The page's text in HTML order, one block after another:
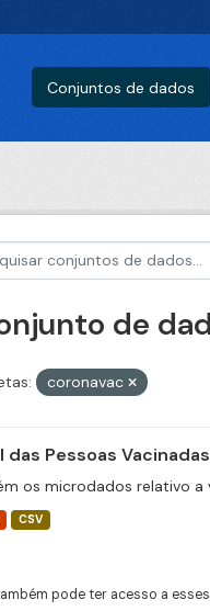
Conjuntos de dados
de
coronavac
das Pessoas
os microdados relativo a
CSV
pode ter acesso a